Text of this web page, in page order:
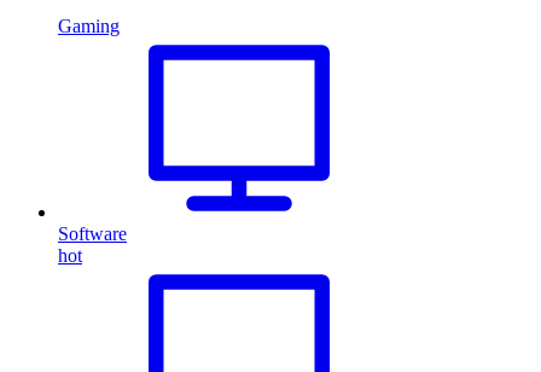
Gaming
Software
hot